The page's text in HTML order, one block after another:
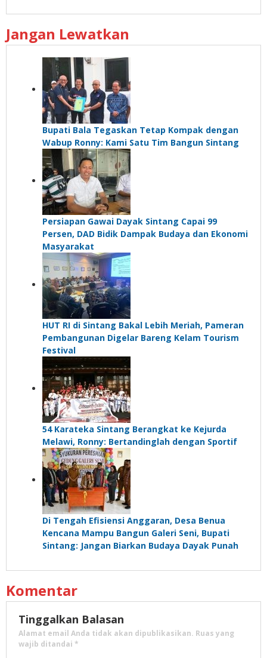
Jangan Lewatkan
Bupati Bala Tegaskan Tetap Kompak dengan
Wabup Ronny: Kami Satu Tim Bangun Sintang
Persiapan Gawai Dayak Sintang Capai 99
Persen, DAD Bidik Dampak Budaya dan Ekonomi
Masyarakat
HUT RI di Sintang Bakal Lebih Meriah, Pameran
Pembangunan Digelar Bareng Kelam Tourism
Festival
54 Karateka Sintang Berangkat ke Kejurda
Melawi, Ronny: Bertandinglah dengan Sportif
Di Tengah Efisiensi Anggaran, Desa Benua
Kencana Mampu Bangun Galeri Seni, Bupati
Sintang: Jangan Biarkan Budaya Dayak Punah
Komentar
Tinggalkan Balasan
Alamat email Anda tidak akan dipublikasikan. Ruas yang
wajib ditandai *